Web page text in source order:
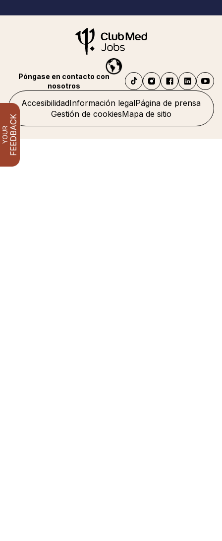
AccesibilidadInformación legalPágina de prensa
Gestión de cookiesMapa de sitio
Póngase en contacto con
nosotros